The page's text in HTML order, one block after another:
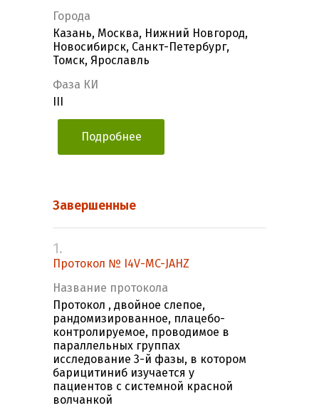
Города
Казань, Москва, Нижний Новгород,
Новосибирск, Санкт-Петербург,
Томск, Ярославль
Фаза КИ
Подробнее
Завершенные
1.
Протокол № I4V-MC-JAHZ
Название протокола
Протокол , двойное слепое,
рандомизированное, плацебо-
контролируемое, проводимое в
параллельных группах
исследование 3-й фазы, в котором
барицитиниб изучается у
пациентов с системной красной
волчанкой